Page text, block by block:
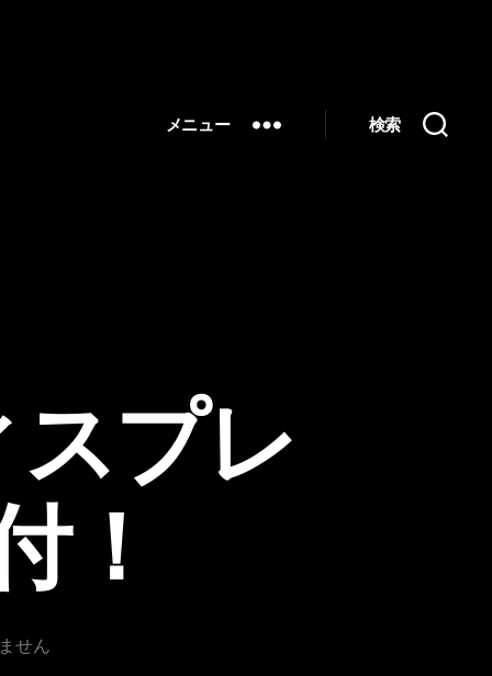
メニュー 検索
プレ
！
せん